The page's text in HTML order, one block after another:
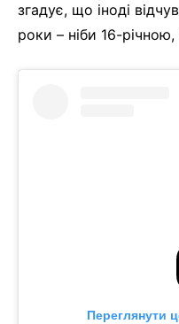
згадує, що іноді
роки – ніби 16-
Переглянути